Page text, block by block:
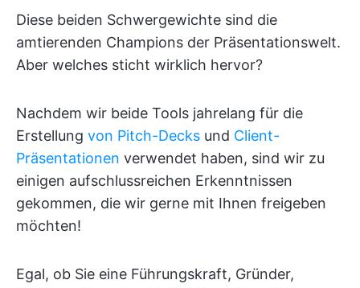
Diese beiden Schwergewichte sind die
amtierenden Champions der Präsentationswelt.
Aber welches sticht wirklich hervor?
Nachdem wir beide Tools jahrelang für die
Erstellung von Pitch-Decks und Client-
Präsentationen verwendet haben, sind wir zu
einigen aufschlussreichen Erkenntnissen
gekommen, die wir gerne mit Ihnen freigeben
möchten!
Egal, ob Sie eine Führungskraft, Gründer,